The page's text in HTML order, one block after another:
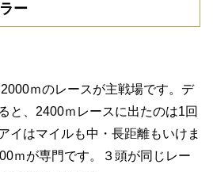
ー
ｍのレースが主戦場です。デ
と、2400ｍレースに出たのは1回
イはマイルも中・長距離もいけま
ｍが専門です。３頭が同じレー